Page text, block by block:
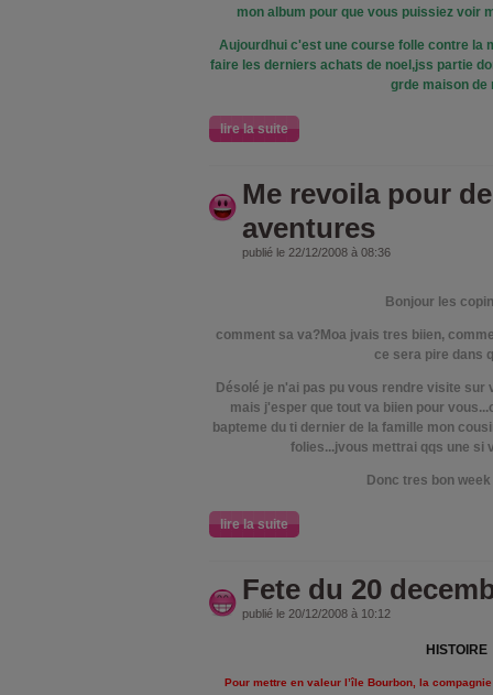
mon album pour que vous puissiez voir
Aujourdhui c'est une course folle contre la
faire les derniers achats de noel,jss partie
grde maison de
lire la suite
Me revoila pour
aventures
publié le 22/12/2008 à 08:36
Bonjour les
comment sa va?Moa jvais tres biien,
ce sera pire dans
Désolé je n'ai pas pu vous rendre visite sur
mais j'esper que tout va biien pour
bapteme du ti dernier de la famille mon
folies...jvous mettrai qqs une si
Donc tres bon
lire la suite
Fete du 20
publié le 20/12/2008 à 10:12
HISTOIRE
Pour mettre en valeur l’île Bourbon, la